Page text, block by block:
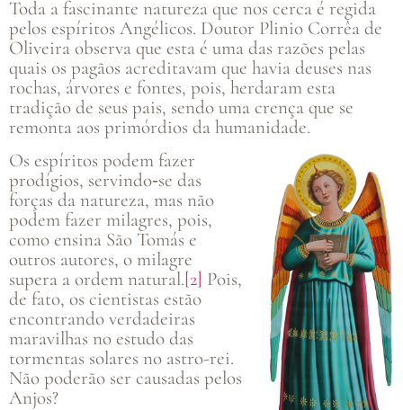
Toda a fascinante natureza que nos cerca é regida
pelos espíritos Angélicos. Doutor Plinio Corrêa de
Oliveira observa que esta é uma das razões pelas
quais os pagãos acreditavam que havia deuses nas
rochas, árvores e fontes, pois, herdaram esta
tradição de seus pais, sendo uma crença que se
remonta aos primórdios da humanidade.
Os espíritos podem fazer
prodígios, servindo‑se das
forças da natureza, mas não
podem fazer milagres, pois,
como ensina São Tomás e
outros autores, o milagre
supera a ordem natural.[2] Pois,
de fato, os cientistas estão
encontrando verdadeiras
maravilhas no estudo das
tormentas solares no astro-rei.
Não poderão ser causadas pelos
Anjos?